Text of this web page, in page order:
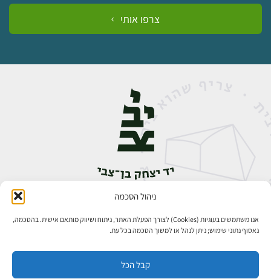
ניהול הסכמה
אנו משתמשים בעוגיות (Cookies) לצורך הפעלת האתר, ניתוח ושיווק מותאם אישית. בהסכמה,
נאסוף נתוני שימוש; ניתן לנהל או למשוך הסכמה בכל עת.
קבל הכל
צרפו אותי
אבן גבירול 14, רחביה, ירושלים